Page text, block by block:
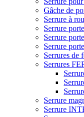
Gâche de
Serrure à
Serrure
Serrure
Serrure
Serrures de
Serrures
Serrure
Serrure